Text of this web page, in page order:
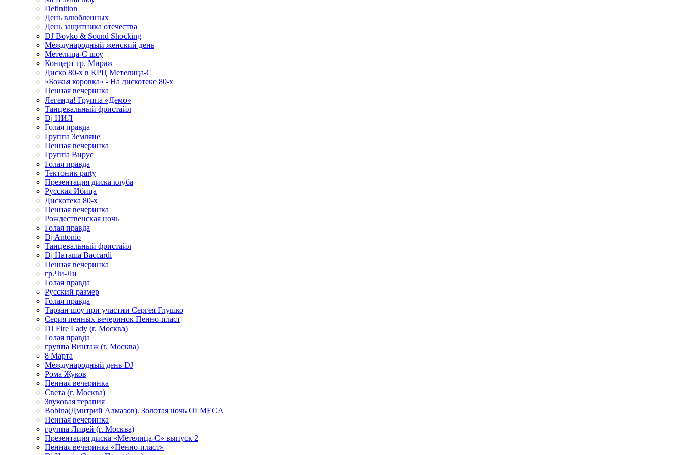
Definition
День влюбленных
День защитника отечества
DJ Boyko & Sound Shocking
Международный женский день
Метелица-С шоу
Концерт гр. Мираж
Диско 80-х в КРЦ Метелица-С
«Божья коровка» - На дискотеке 80-х
Пенная вечеринка
Легенда! Группа «Демо»
Танцевальный фристайл
Dj НИЛ
Голая правда
Группа Земляне
Пенная вечеринка
Группа Вирус
Голая правда
Тектоник party
Презентация диска клуба
Русская Ибица
Дискотека 80-х
Пенная вечеринка
Рождественская ночь
Голая правда
Dj Antonio
Танцевальный фристайл
Dj Наташа Baccardi
Пенная вечеринка
гр.Чи-Ли
Голая правда
Русский размер
Голая правда
Тарзан шоу при участии Сергея Глушко
Серия пенных вечеринок Пенно-пласт
DJ Fire Lady (г. Москва)
Голая правда
группа Винтаж (г. Москва)
8 Марта
Международный день DJ
Рома Жуков
Пенная вечеринка
Света (г. Москва)
Звуковая терапия
Bobina(Дмитрий Алмазов). Золотая ночь OLMECA
Пенная вечеринка
группа Лицей (г. Москва)
Презентация диска «Метелица-С» выпуск 2
Пенная вечеринка «Пенно-пласт»